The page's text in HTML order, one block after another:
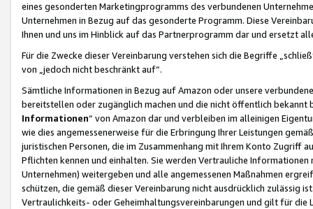
eines gesonderten Marketingprogramms des verbundenen
Unternehmen in Bezug auf das gesonderte Programm. Diese
Ihnen und uns im Hinblick auf das Partnerprogramm dar und ersetzt
Für die Zwecke dieser Vereinbarung verstehen sich die Begriffe
von „jedoch nicht beschränkt auf“.
Sämtliche Informationen in Bezug auf Amazon oder unsere
bereitstellen oder zugänglich machen und die nicht öffentlich
Informationen“ von Amazon dar und verbleiben im alleinigen
wie dies angemessenerweise für die Erbringung Ihrer Leistungen
juristischen Personen, die im Zusammenhang mit Ihrem Konto
Pflichten kennen und einhalten. Sie werden Vertrauliche
Unternehmen) weitergeben und alle angemessenen Maßnahmen
schützen, die gemäß dieser Vereinbarung nicht ausdrücklich zulässig
Vertraulichkeits- oder Geheimhaltungsvereinbarungen und gilt für die